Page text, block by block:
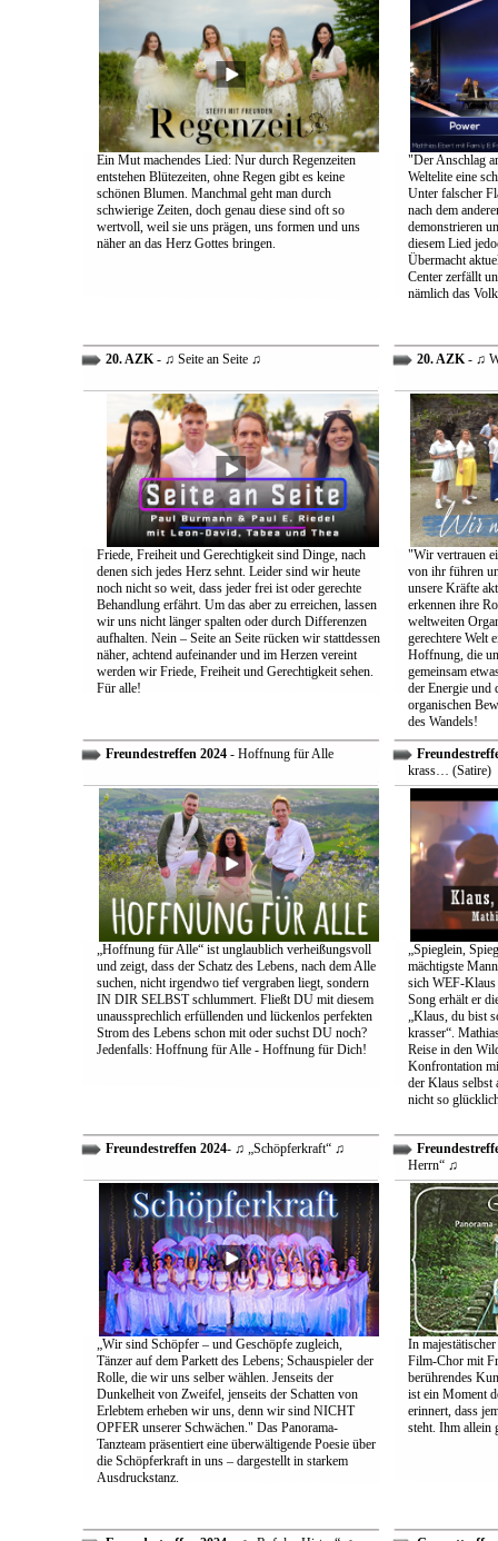
Ein Mut machendes Lied: Nur durch Regenzeiten
entstehen Blütezeiten, ohne Regen gibt es keine
schönen Blumen. Manchmal geht man durch
schwierige Zeiten, doch genau diese sind oft so
wertvoll, weil sie uns prägen, uns formen und uns
näher an das Herz Gottes bringen.
"Der Anschlag
Weltelite eine
Unter falscher
nach dem
demonstrieren
diesem Lied
Übermacht
Center zerfällt
nämlich das
20. AZK- ♫ Seite an Seite ♫
Friede, Freiheit und Gerechtigkeit sind Dinge, nach
denen sich jedes Herz sehnt. Leider sind wir heute
noch nicht so weit, dass jeder frei ist oder gerechte
Behandlung erfährt. Um das aber zu erreichen, lassen
wir uns nicht länger spalten oder durch Differenzen
aufhalten. Nein – Seite an Seite rücken wir stattdessen
näher, achtend aufeinander und im Herzen vereint
werden wir Friede, Freiheit und Gerechtigkeit sehen.
Für alle!
20. AZK- ♫
"Wir vertrauen
von ihr führen
unsere Kräfte
erkennen ihre
weltweiten
gerechtere Welt
Hoffnung, die
gemeinsam
der Energie und
organischen
des Wandels!
Freundestreffen 2024- Hoffnung für Alle
„Hoffnung für Alle“ ist unglaublich verheißungsvoll
und zeigt, dass der Schatz des Lebens, nach dem Alle
suchen, nicht irgendwo tief vergraben liegt, sondern
IN DIR SELBST schlummert. Fließt DU mit diesem
unaussprechlich erfüllenden und lückenlos perfekten
Strom des Lebens schon mit oder suchst DU noch?
Jedenfalls: Hoffnung für Alle - Hoffnung für Dich!
krass… (Satire)
„Spieglein,
mächtigste
sich WEF-Klaus
Song erhält er
„Klaus, du bist
krasser“.
Reise in den
Konfrontation
der Klaus
nicht so
Freundestreffen 2024- ♫ „Schöpferkraft“ ♫
„Wir sind Schöpfer – und Geschöpfe zugleich,
Tänzer auf dem Parkett des Lebens; Schauspieler der
Rolle, die wir uns selber wählen. Jenseits der
Dunkelheit von Zweifel, jenseits der Schatten von
Erlebtem erheben wir uns, denn wir sind NICHT
OPFER unserer Schwächen." Das Panorama-
Tanzteam präsentiert eine überwältigende Poesie über
die Schöpferkraft in uns – dargestellt in starkem
Ausdruckstanz.
Herrn“ ♫
In
Film-Chor mit
berührendes
ist ein Moment
erinnert, dass
steht. Ihm allein